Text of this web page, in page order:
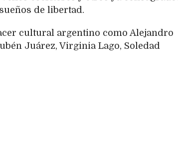
de libertad.
cultural argentino como Alejandro
Juárez, Virginia Lago, Soledad